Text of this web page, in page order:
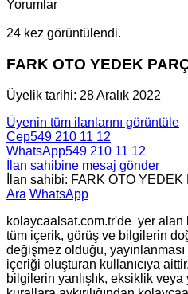
Yorumlar
24 kez görüntülendi.
FARK OTO YEDEK
Üyelik tarihi: 28 Aralık 2022
Üyenin tüm ilanlarını görüntüle
Cep549 210 11 12
WhatsApp549 210 11 12
İlan sahibine mesaj gönder
İlan sahibi: FARK OTO YEDEK
Ara WhatsApp
kolaycaalsat.com.tr'de yer alan
tüm içerik, görüş ve bilgilerin
değişmez olduğu,
içeriği oluşturan kullanıcıya
bilgilerin yanlışlık, eksiklik